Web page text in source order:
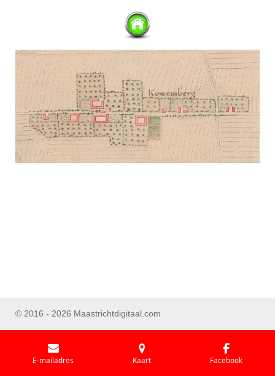
© 2016 - 2026 Maastrichtdigitaal.com
E-mailadres Kaart Facebook